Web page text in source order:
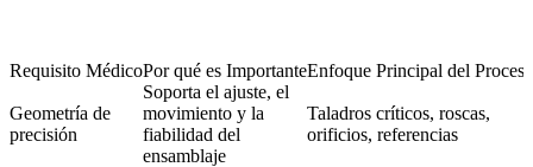
Requisito MédicoPor qué es ImportanteEnfoque Principal del Proceso
Geometría de
precisión
Soporta el ajuste, el
movimiento y la
fiabilidad del
ensamblaje
Taladros críticos, roscas,
orificios, referencias